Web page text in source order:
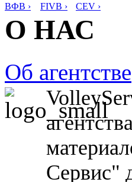
ВФВ › FIVB › CEV ›
О НАС
Об агентстве
Сервис"